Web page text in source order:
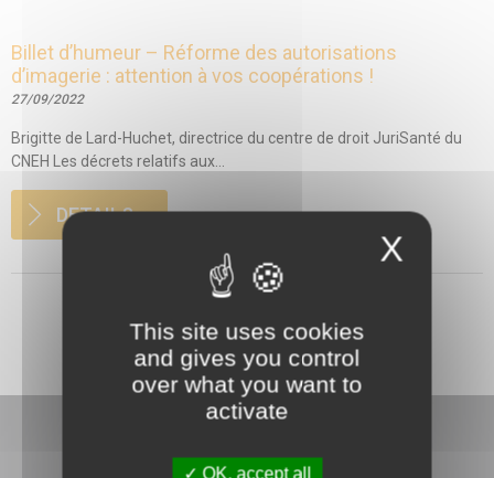
Billet d’humeur – Réforme des autorisations
d’imagerie : attention à vos coopérations !
27/09/2022
Brigitte de Lard-Huchet, directrice du centre de droit JuriSanté du
CNEH Les décrets relatifs aux...
DETAILS
X
This site uses cookies
and gives you control
over what you want to
activate
OK, accept all